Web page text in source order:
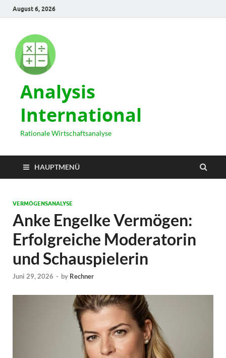
August 6, 2026
Analysis
International
Rationale Wirtschaftsanalyse
HAUPTMENÜ
VERMÖGENSANALYSE
Anke Engelke Vermögen:
Erfolgreiche Moderatorin
und Schauspielerin
Juni 29, 2026 - by Rechner